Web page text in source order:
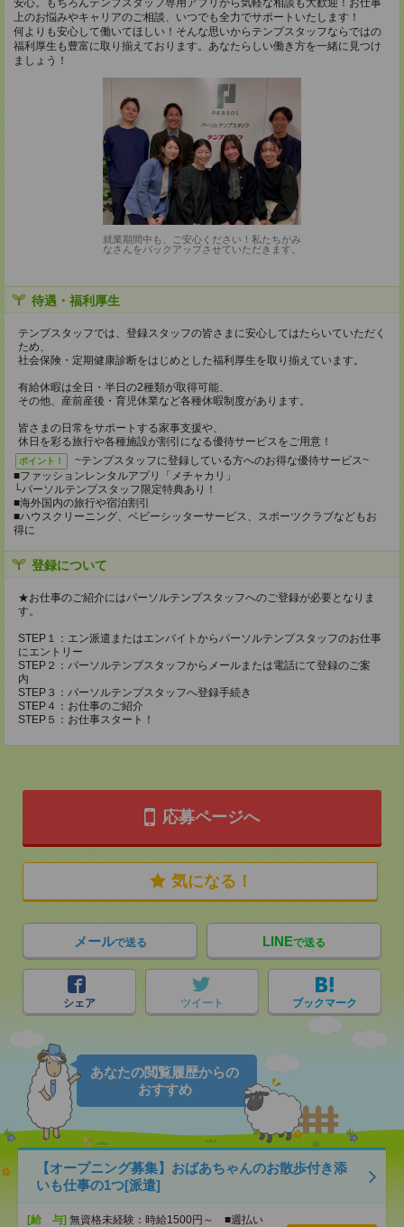
安心。もちろんテンプスタッフ専用アプリから気軽な相談も大歓迎！お仕事
上のお悩みやキャリアのご相談、いつでも全力でサポートいたします！
何よりも安心して働いてほしい！そんな思いからテンプスタッフならではの
福利厚生も豊富に取り揃えております。あなたらしい働き方を一緒に見つけ
ましょう！
就業期間中も、ご安心ください！私たちがみ
なさんをバックアップさせていただきます。
待遇・福利厚生
テンプスタッフでは、登録スタッフの皆さまに安心してはたらいていただく
ため、
社会保険・定期健康診断をはじめとした福利厚生を取り揃えています。
有給休暇は全日・半日の2種類が取得可能、
その他、産前産後・育児休業など各種休暇制度があります。
皆さまの日常をサポートする家事支援や、
休日を彩る旅行や各種施設が割引になる優待サービスをご用意！
ポイント！
~テンプスタッフに登録している方へのお得な優待サービス~
■ファッションレンタルアプリ「メチャカリ」
└パーソルテンプスタッフ限定特典あり！
■海外国内の旅行や宿泊割引
■ハウスクリーニング、ベビーシッターサービス、スポーツクラブなどもお
得に
登録について
★お仕事のご紹介にはパーソルテンプスタッフへのご登録が必要となりま
す。
STEP１：エン派遣またはエンバイトからパーソルテンプスタッフのお仕事
にエントリー
STEP２：パーソルテンプスタッフからメールまたは電話にて登録のご案
内
STEP３：パーソルテンプスタッフへ登録手続き
STEP４：お仕事のご紹介
STEP５：お仕事スタート！
応募ページへ
気になる！
メールで送る LINEで送る
シェア ツイート ブックマーク
あなたの閲覧履歴からの
おすすめ
【オープニング募集】おばあちゃんのお散歩付き添
いも仕事の1つ[派遣]
[給 与] 無資格未経験：時給1500円～ ■週払い